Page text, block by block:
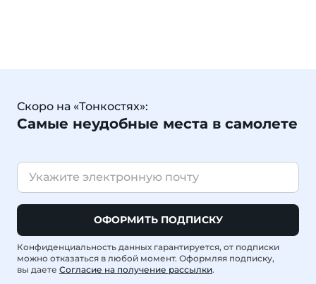
Скоро на «Тонкостях»:
Самые неудобные места в самолете
ОФОРМИТЬ ПОДПИСКУ
Конфиденциальность данных гарантируется, от подписки
можно отказаться в любой момент. Оформляя подписку,
вы даете Согласие на получение рассылки.